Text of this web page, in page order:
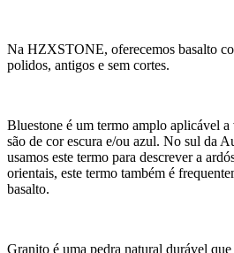
Na HZXSTONE, oferecemos basalto
polidos, antigos e sem cortes.
Bluestone é um termo amplo aplicável a
são de cor escura e/ou azul. No sul da
usamos este termo para descrever a
orientais, este termo também é
basalto.
Granito é uma pedra natural durável